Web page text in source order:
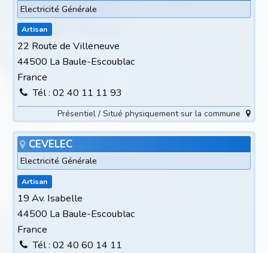
Electricité Générale
Artisan
22 Route de Villeneuve
44500 La Baule-Escoublac
France
Tél : 02 40 11 11 93
Présentiel / Situé physiquement sur la commune
CEVELEC
Electricité Générale
Artisan
19 Av. Isabelle
44500 La Baule-Escoublac
France
Tél : 02 40 60 14 11